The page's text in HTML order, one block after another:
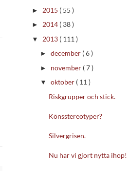
► 2015 ( 55 )
► 2014 ( 38 )
▼ 2013 ( 111 )
► december ( 6 )
► november ( 7 )
▼ oktober ( 11 )
Riskgrupper och stick.
Könsstereotyper?
Silvergrisen.
Nu har vi gjort nytta ihop!